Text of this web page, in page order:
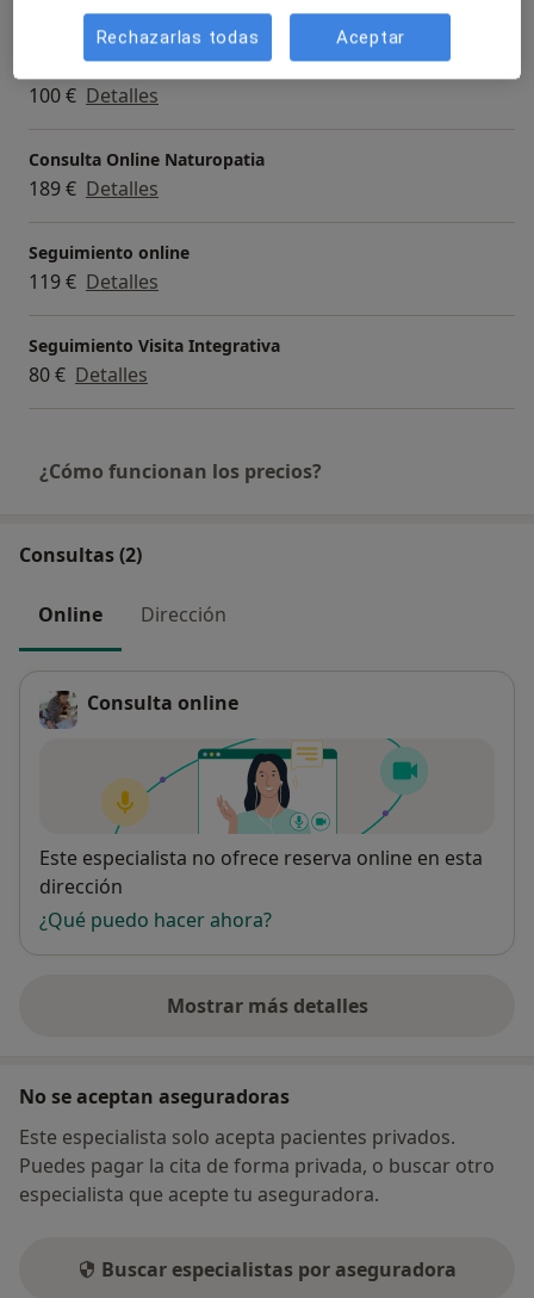
Servicios y precios
Visita Medicina Complementaria y terapias alternativas
100 € Detalles
Consulta Online Naturopatia
189 € Detalles
Seguimiento online
119 € Detalles
Seguimiento Visita Integrativa
80 € Detalles
¿Cómo funcionan los precios?
Consultas (2)
Online Dirección
Consulta online
Disponibilidad
Este especialista no ofrece reserva online en esta
dirección
¿Qué puedo hacer ahora?
Mostrar más detalles
sobre la dirección
No se aceptan aseguradoras
Este especialista solo acepta pacientes privados.
Puedes pagar la cita de forma privada, o buscar otro
especialista que acepte tu aseguradora.
Buscar especialistas por aseguradora
Rechazarlas todas Aceptar